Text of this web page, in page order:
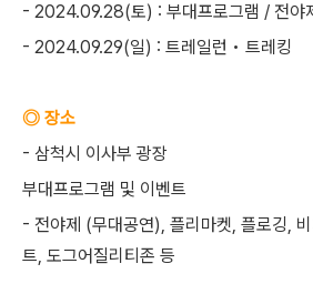
- 2024.09.28(토) : 부대프로그램 / 전야
- 2024.09.29(일) : 트레일런 • 트레킹‍️
◎ 장소
- 삼척시 이사부 광장
부대프로그램 및 이벤트
- 전야제 (무대공연), 플리마켓, 플로깅,
트, 도그어질리티존 등